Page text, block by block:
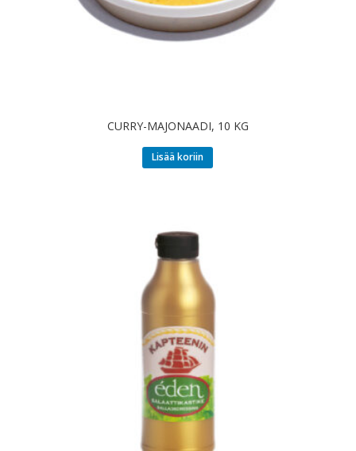
CURRY-MAJONAADI, 10 KG
Lisää koriin